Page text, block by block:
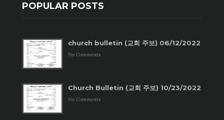
POPULAR POSTS
church bulletin (교회 주보) 06/12/2022
No Comments
Church Bulletin (교회 주보) 10/23/2022
No Comments